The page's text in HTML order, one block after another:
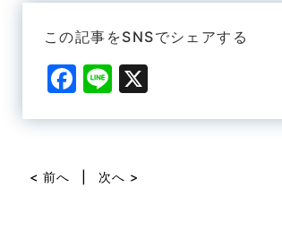
この記事をSNSでシェアする
F
c
e
b
Li
e
< 前へ 次へ >